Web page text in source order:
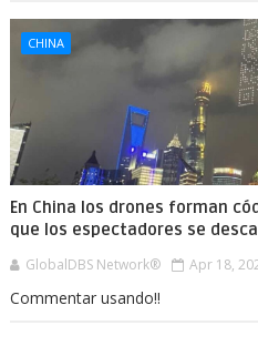
CHINA
En China los drones forman
que los espectadores se
GlobalDBS Network® Apr 18,
Commentar usando!!